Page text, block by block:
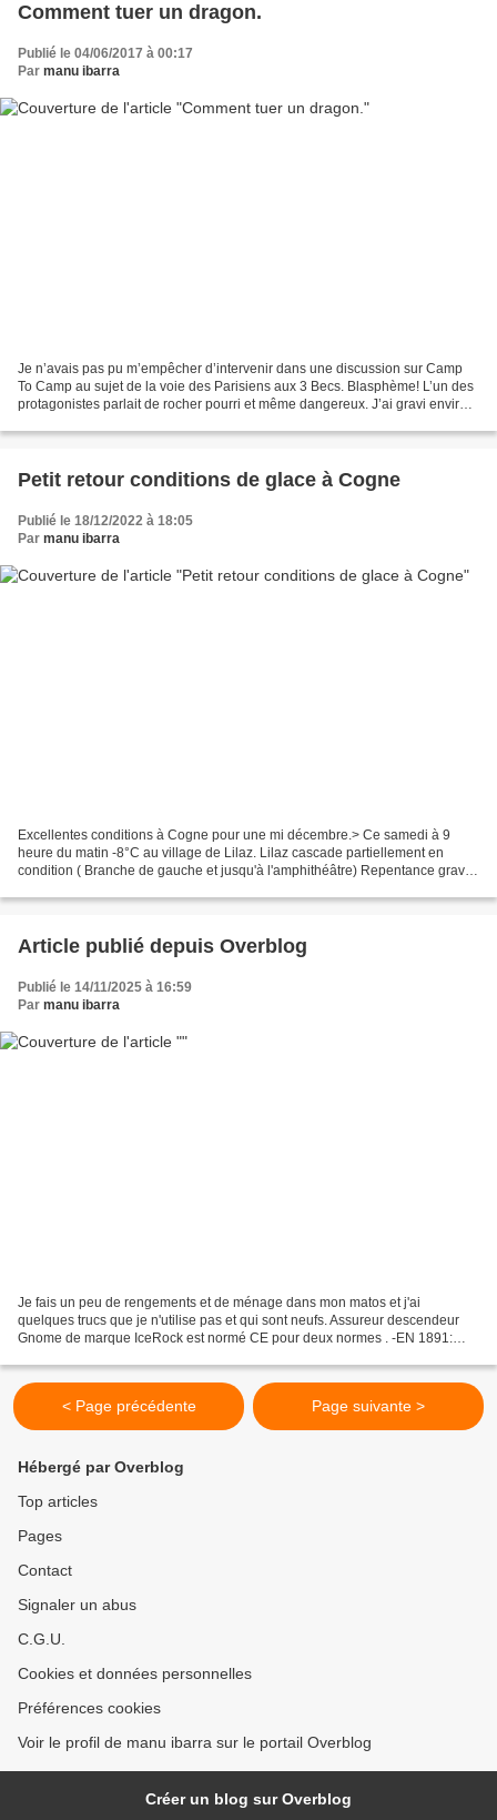
Comment tuer un dragon.
Publié le 04/06/2017 à 00:17
Par manu ibarra
Je n’avais pas pu m’empêcher d’intervenir dans une discussion sur Camp
To Camp au sujet de la voie des Parisiens aux 3 Becs. Blasphème! L’un des
protagonistes parlait de rocher pourri et même dangereux. J’ai gravi environ
Petit retour conditions de glace à Cogne
Publié le 18/12/2022 à 18:05
Par manu ibarra
Excellentes conditions à Cogne pour une mi décembre.> Ce samedi à 9
heure du matin -8°C au village de Lilaz. Lilaz cascade partiellement en
condition ( Branche de gauche et jusqu'à l'amphithéâtre) Repentance gravi
Article publié depuis Overblog
Publié le 14/11/2025 à 16:59
Par manu ibarra
Je fais un peu de rengements et de ménage dans mon matos et j'ai
quelques trucs que je n'utilise pas et qui sont neufs. Assureur descendeur
Gnome de marque IceRock est normé CE pour deux normes . -EN 1891:
< Page précédente Page suivante >
Hébergé par Overblog
Top articles
Pages
Contact
Signaler un abus
C.G.U.
Cookies et données personnelles
Préférences cookies
Voir le profil de manu ibarra sur le portail Overblog
Créer un blog sur Overblog